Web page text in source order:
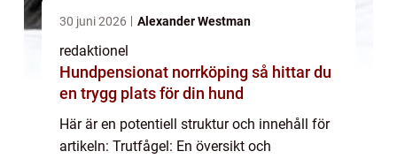
30 juni 2026 Alexander Westman
redaktionel
Hundpensionat norrköping så hittar du
en trygg plats för din hund
Här är en potentiell struktur och innehåll för
artikeln: Trutfågel: En översikt och